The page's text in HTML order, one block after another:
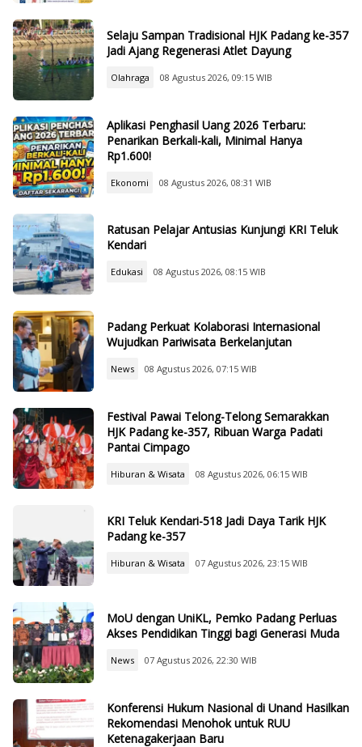
Selaju Sampan Tradisional HJK Padang ke-357
Jadi Ajang Regenerasi Atlet Dayung
Olahraga 08 Agustus 2026, 09:15 WIB
Aplikasi Penghasil Uang 2026 Terbaru:
Penarikan Berkali-kali, Minimal Hanya
Rp1.600!
Ekonomi 08 Agustus 2026, 08:31 WIB
Ratusan Pelajar Antusias Kunjungi KRI Teluk
Kendari
Edukasi 08 Agustus 2026, 08:15 WIB
Padang Perkuat Kolaborasi Internasional
Wujudkan Pariwisata Berkelanjutan
News 08 Agustus 2026, 07:15 WIB
Festival Pawai Telong-Telong Semarakkan
HJK Padang ke-357, Ribuan Warga Padati
Pantai Cimpago
Hiburan & Wisata 08 Agustus 2026, 06:15 WIB
KRI Teluk Kendari-518 Jadi Daya Tarik HJK
Padang ke-357
Hiburan & Wisata 07 Agustus 2026, 23:15 WIB
MoU dengan UniKL, Pemko Padang Perluas
Akses Pendidikan Tinggi bagi Generasi Muda
News 07 Agustus 2026, 22:30 WIB
Konferensi Hukum Nasional di Unand Hasilkan
Rekomendasi Menohok untuk RUU
Ketenagakerjaan Baru